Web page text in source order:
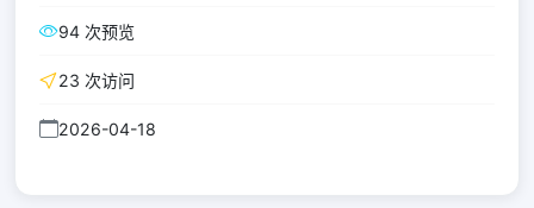
94 次预览
23 次访问
2026-04-18